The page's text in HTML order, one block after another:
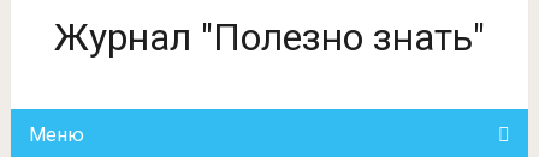
Журнал "Полезно знать"
Меню